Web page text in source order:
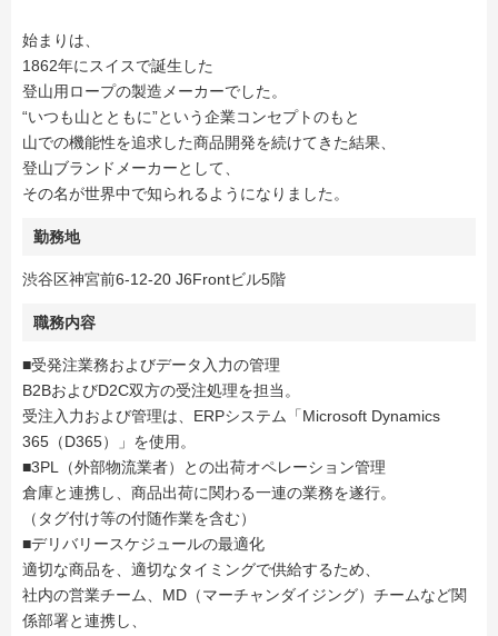
始まりは、
1862年にスイスで誕生した
登山用ロープの製造メーカーでした。
“いつも山とともに”という企業コンセプトのもと
山での機能性を追求した商品開発を続けてきた結果、
登山ブランドメーカーとして、
その名が世界中で知られるようになりました。
勤務地
渋谷区神宮前6-12-20 J6Frontビル5階
職務内容
■受発注業務およびデータ入力の管理
B2BおよびD2C双方の受注処理を担当。
受注入力および管理は、ERPシステム「Microsoft Dynamics
365（D365）」を使用。
■3PL（外部物流業者）との出荷オペレーション管理
倉庫と連携し、商品出荷に関わる一連の業務を遂行。
（タグ付け等の付随作業を含む）
■デリバリースケジュールの最適化
適切な商品を、適切なタイミングで供給するため、
社内の営業チーム、MD（マーチャンダイジング）チームなど関
係部署と連携し、